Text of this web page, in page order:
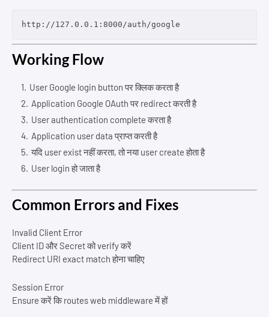
Working Flow
User Google login button पर क्लिक करता है
Application Google OAuth पर redirect करती है
User authentication complete करता है
Application user data प्राप्त करती है
यदि user exist नहीं करता, तो नया user create होता है
User login हो जाता है
Common Errors and Fixes
Invalid Client Error
Client ID और Secret को verify करें
Redirect URI exact match होना चाहिए
Session Error
Ensure करें कि routes web middleware में हों